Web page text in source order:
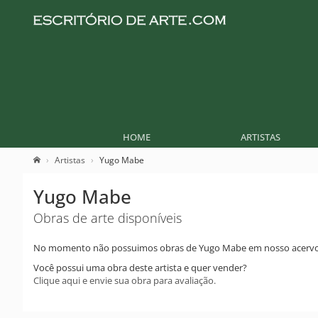
HOME ARTISTAS
Artistas Yugo Mabe
Yugo Mabe
Obras de arte disponíveis
No momento não possuimos obras de Yugo Mabe em nosso
Você possui uma obra deste artista e quer vender?
Clique aqui e envie sua obra para avaliação.